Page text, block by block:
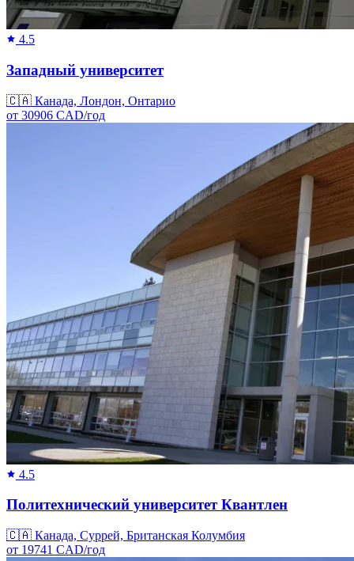
4.5
Западный университет
🇨🇦 Канада, Лондон, Онтарио
от 30906 CAD/год
4.5
Политехнический университет Квантлен
🇨🇦 Канада, Суррей, Британская Колумбия
от 19741 CAD/год